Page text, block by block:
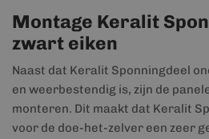
Montage Keralit
zwart eiken
Naast dat Keralit Sponningdeel
en weerbestendig is, zijn de
monteren. Dit maakt dat Keralit
voor de doe-het-zelver een zeer